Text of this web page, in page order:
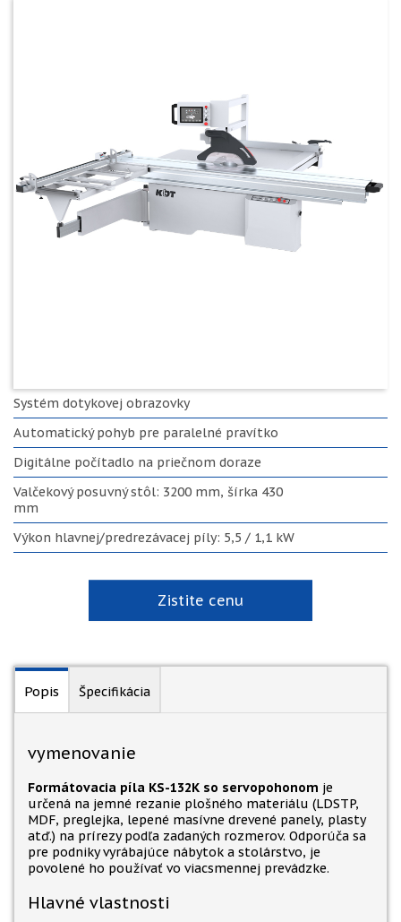
Systém dotykovej obrazovky
Automatický pohyb pre paralelné pravítko
Digitálne počítadlo na priečnom doraze
Valčekový posuvný stôl: 3200 mm, šírka 430
mm
Výkon hlavnej/predrezávacej píly: 5,5 / 1,1 kW
Zistite cenu
Popis Špecifikácia
vymenovanie
Formátovacia píla KS-132K so servopohonom je
určená na jemné rezanie plošného materiálu (LDSTP,
MDF, preglejka, lepené masívne drevené panely, plasty
atď.) na prírezy podľa zadaných rozmerov. Odporúča sa
pre podniky vyrábajúce nábytok a stolárstvo, je
povolené ho používať vo viacsmennej prevádzke.
Hlavné vlastnosti